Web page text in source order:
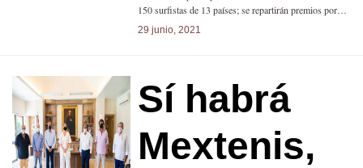
150 surfistas de 13 países; se repartirán premios por…
29 junio, 2021
Sí habrá
Mextenis,